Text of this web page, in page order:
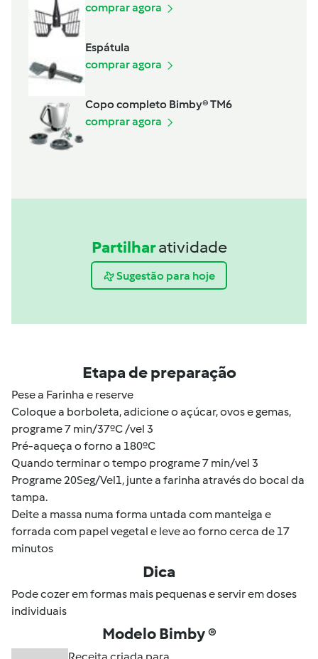
comprar agora
Espátula
comprar agora
Copo completo Bimby® TM6
comprar agora
Partilharatividade
Sugestão para hoje
Etapa de preparação
Pese a Farinha e reserve
Coloque a borboleta, adicione o açúcar, ovos e gemas,
programe 7 min/37ºC /vel 3
Pré-aqueça o forno a 180ºC
Quando terminar o tempo programe 7 min/vel 3
Programe 20Seg/Vel1, junte a farinha através do bocal da
tampa.
Deite a massa numa forma untada com manteiga e
forrada com papel vegetal e leve ao forno cerca de 17
minutos
Dica
Pode cozer em formas mais pequenas e servir em doses
individuais
Modelo Bimby ®